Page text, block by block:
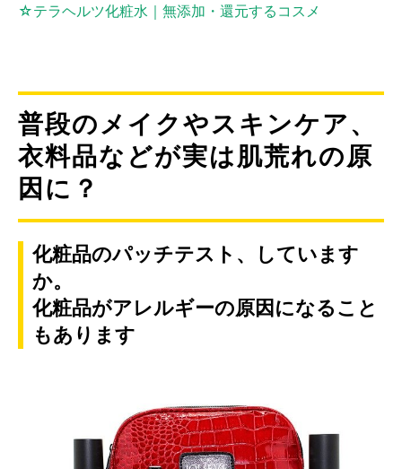
☆テラヘルツ化粧水｜無添加・還元するコスメ
普段のメイクやスキンケア、
衣料品などが実は肌荒れの原
因に？
化粧品のパッチテスト、しています
か。
化粧品がアレルギーの原因になること
もあります